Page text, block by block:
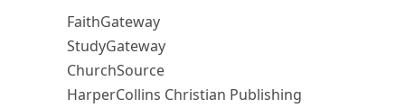
FaithGateway
StudyGateway
ChurchSource
HarperCollins Christian Publishing